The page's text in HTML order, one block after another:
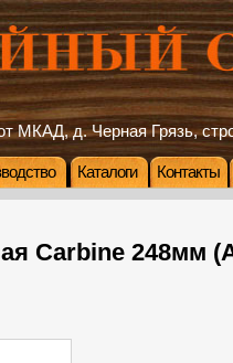
МКАД, д. Черная Грязь,
Каталоги Контакты
Carbine 248мм